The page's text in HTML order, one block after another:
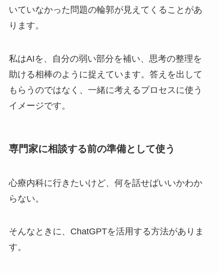
いていなかった問題の輪郭が見えてくることがあ
ります。
私はAIを、自分の弱い部分を補い、思考の整理を
助ける相棒のように捉えています。答えを出して
もらうのではなく、一緒に考えるプロセスに使う
イメージです。
専門家に相談する前の準備として使う
心療内科に行きたいけど、何を話せばいいかわか
らない。
そんなときに、ChatGPTを活用する方法がありま
す。